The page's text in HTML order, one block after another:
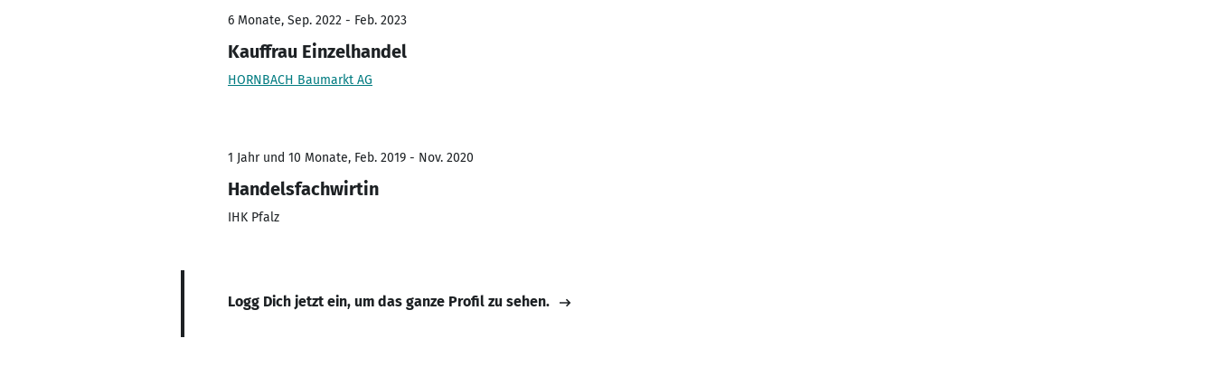
6 Monate, Sep. 2022 - Feb. 2023
Kauffrau Einzelhandel
HORNBACH Baumarkt AG
1 Jahr und 10 Monate, Feb. 2019 - Nov. 2020
Handelsfachwirtin
IHK Pfalz
Logg Dich jetzt ein, um das ganze Profil zu sehen.